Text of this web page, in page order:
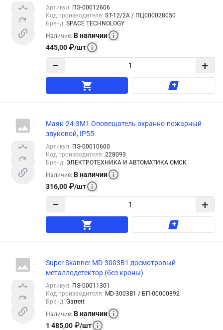
Артикул: ПЭ-00012606
Код производителя: ST-12/2A / ПЦ000028050
Бренд: SPACE TECHNOLOGY
Наличие: В наличии
445,00 ₽/шт
− +
Маяк-24-3М1 Оповещатель охранно-пожарный
звуковой, IP55
Артикул: ПЭ-00010600
Код производителя: 228093
Бренд: ЭЛЕКТРОТЕХНИКА И АВТОМАТИКА ОМСК
Наличие: В наличии
316,00 ₽/шт
− +
Super Skanner MD-3003B1 досмотровый
металлодетектор (без кроны)
Артикул: ПЭ-00011301
Код производителя: MD-3003B1 / БП-00000892
Бренд: Garrett
Наличие: В наличии
1 485,00 ₽/шт